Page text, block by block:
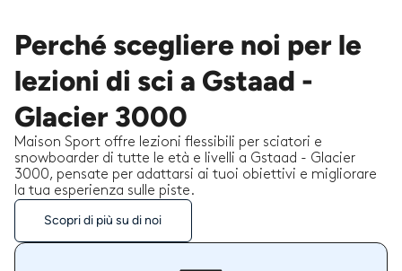
Perché scegliere noi per le
lezioni di sci a Gstaad -
Glacier 3000
Maison Sport offre lezioni flessibili per sciatori e
snowboarder di tutte le età e livelli a Gstaad - Glacier
3000, pensate per adattarsi ai tuoi obiettivi e migliorare
la tua esperienza sulle piste.
Scopri di più su di noi